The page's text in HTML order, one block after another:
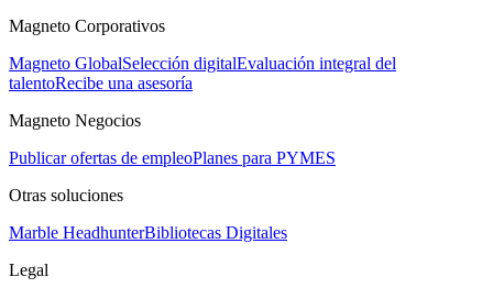
Magneto Corporativos
Magneto GlobalSelección digitalEvaluación integral del
talentoRecibe una asesoría
Magneto Negocios
Publicar ofertas de empleoPlanes para PYMES
Otras soluciones
Marble HeadhunterBibliotecas Digitales
Legal